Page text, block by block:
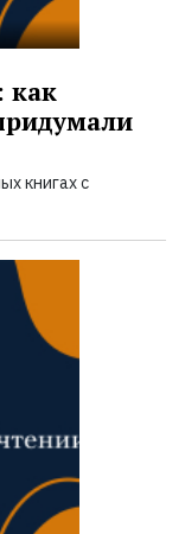
как
книгах с